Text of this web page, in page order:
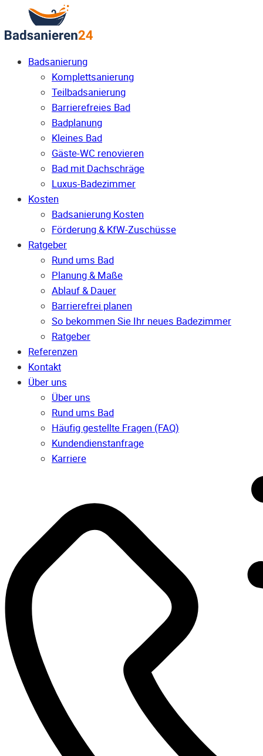
Badsanierung
Komplettsanierung
Teilbadsanierung
Barrierefreies Bad
Badplanung
Kleines Bad
Gäste-WC renovieren
Bad mit Dachschräge
Luxus-Badezimmer
Kosten
Badsanierung Kosten
Förderung & KfW-Zuschüsse
Ratgeber
Rund ums Bad
Planung & Maße
Ablauf & Dauer
Barrierefrei planen
So bekommen Sie Ihr neues Badezimmer
Ratgeber
Referenzen
Kontakt
Über uns
Über uns
Rund ums Bad
Häufig gestellte Fragen (FAQ)
Kunden­dienst­anfrage
Karriere